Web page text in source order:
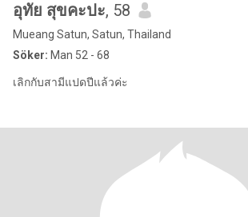
อุทัย สุขคะปะ, 58
Mueang Satun, Satun, Thailand
Söker: Man 52 - 68
เลิกกับสามีแปดปีแล้วค่ะ